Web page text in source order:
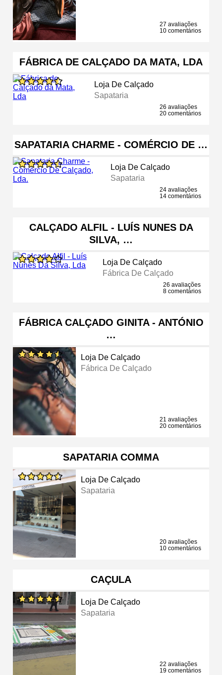
27 avaliações
10 comentários
FÁBRICA DE CALÇADO DA MATA, LDA
Loja De Calçado
Sapataria
26 avaliações
20 comentários
SAPATARIA CHARME - COMÉRCIO DE …
Loja De Calçado
Sapataria
24 avaliações
14 comentários
CALÇADO ALFIL - LUÍS NUNES DA
SILVA, …
Loja De Calçado
Fábrica De Calçado
26 avaliações
8 comentários
FÁBRICA CALÇADO GINITA - ANTÓNIO
…
Loja De Calçado
Fábrica De Calçado
21 avaliações
20 comentários
SAPATARIA COMMA
Loja De Calçado
Sapataria
20 avaliações
10 comentários
CAÇULA
Loja De Calçado
Sapataria
22 avaliações
19 comentários